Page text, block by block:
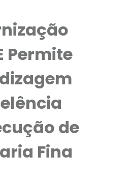
Permite
de
Fina